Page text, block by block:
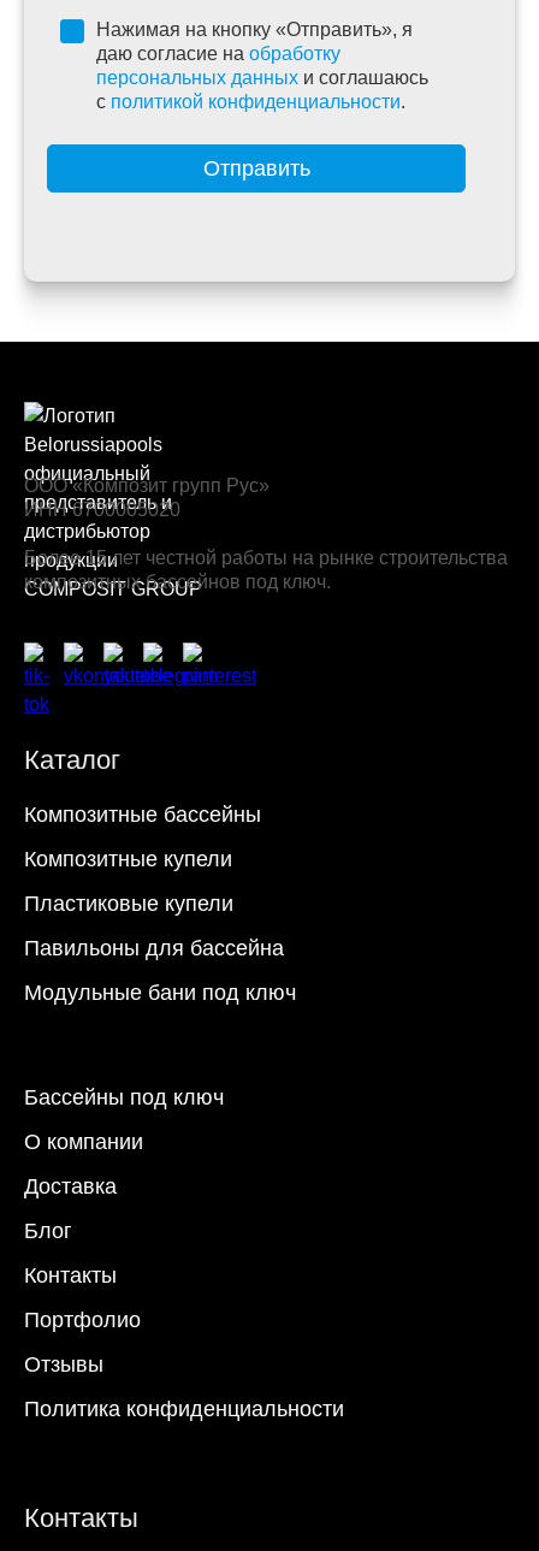
Нажимая на кнопку «Отправить», я
даю согласие на обработку
персональных данных и соглашаюсь
c политикой конфиденциальности.
Отправить
ООО «Композит групп Рус»
ИНН 6700005020
Более 15 лет честной работы на рынке строительства
композитных бассейнов под ключ.
Каталог
Композитные бассейны
Композитные купели
Пластиковые купели
Павильоны для бассейна
Модульные бани под ключ
Бассейны под ключ
О компании
Доставка
Блог
Контакты
Портфолио
Отзывы
Политика конфиденциальности
Контакты